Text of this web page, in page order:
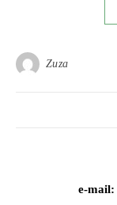
Zuza
e-mail: